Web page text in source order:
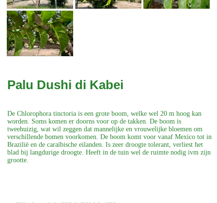
Palu Dushi di Kabei
De Chlorophora tinctoria is een grote boom, welke wel 20 m hoog kan
worden. Soms komen er doorns voor op de takken. De boom is
tweehuizig, wat wil zeggen dat mannelijke en vrouwelijke bloemen om
verschillende bomen voorkomen. De boom komt voor vanaf Mexico tot in
Brazilië en de caraïbische eilanden. Is zeer droogte tolerant, verliest het
blad bij langdurige droogte. Heeft in de tuin wel de ruimte nodig ivm zijn
grootte.